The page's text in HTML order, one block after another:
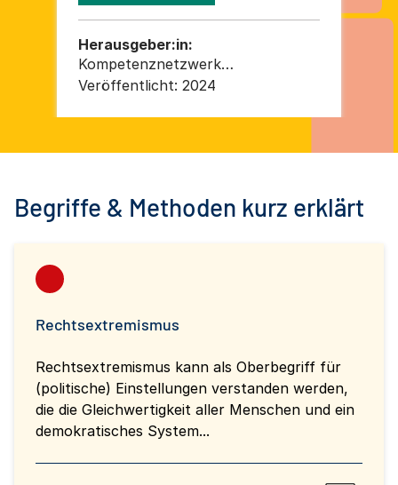
Tagungsdokumentation
Herausgeber:in:
Kompetenznetzwerk
Rechtsextremismusprävention
Veröffentlicht: 2024
Begriffe & Methoden kurz erklärt
Rechtsextremismus
Rechtsextremismus kann als Oberbegriff für
(politische) Einstellungen verstanden werden,
die die Gleichwertigkeit aller Menschen und ein
demokratisches System...